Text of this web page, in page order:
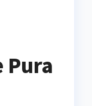
Pura